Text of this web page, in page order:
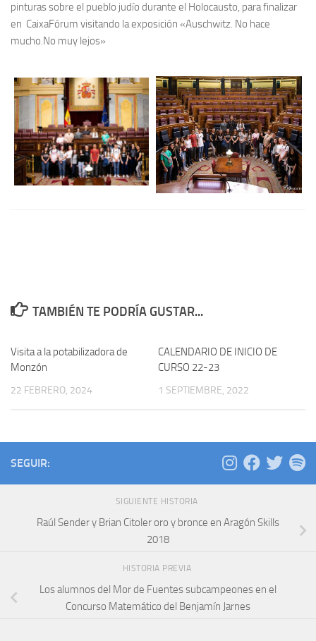
pinturas sobre el pueblo judío durante el Holocausto, para finalizar
en CaixaFórum visitando la exposición «Auschwitz. No hace
mucho.No muy lejos»
TAMBIÉN TE PODRÍA GUSTAR...
Visita a la potabilizadora de
Monzón
22 FEBRERO, 2024
CALENDARIO DE INICIO DE
CURSO 22-23
1 SEPTIEMBRE, 2022
SEGUIR:
SIGUIENTE HISTORIA
Raúl Sender y Brian Citoler oro y bronce en Aragón Skills
2018
HISTORIA PREVIA
Los alumnos del Mor de Fuentes subcampeones en el
Concurso Matemático del Benjamín Jarnes